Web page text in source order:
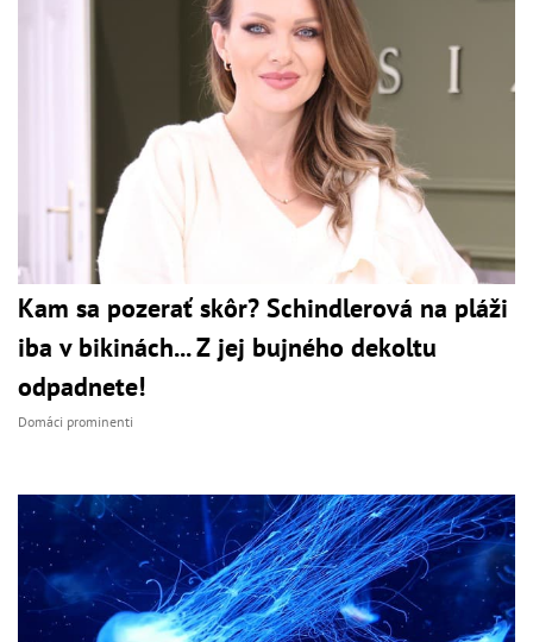
Kam sa pozerať skôr? Schindlerová na pláži
iba v bikinách... Z jej bujného dekoltu
odpadnete!
Domáci prominenti